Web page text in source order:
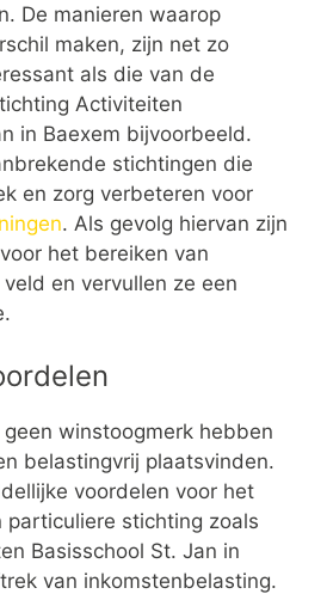
De manieren waarop
maken, zijn net zo
als die van de
Activiteiten
in Baexem bijvoorbeeld.
stichtingen die
en zorg verbeteren voor
. Als gevolg hiervan zijn
het bereiken van
en vervullen ze een
winstoogmerk hebben
belastingvrij plaatsvinden.
voordelen voor het
particuliere stichting zoals
Basisschool St. Jan in
van inkomstenbelasting.